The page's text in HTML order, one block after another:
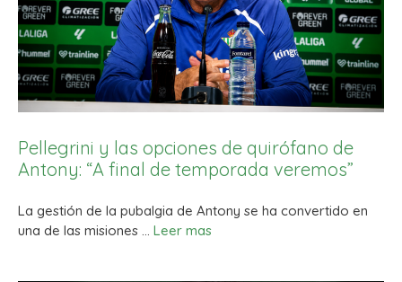
Pellegrini y las opciones de quirófano de
Antony: “A final de temporada veremos”
La gestión de la pubalgia de Antony se ha convertido en
una de las misiones … Leer mas